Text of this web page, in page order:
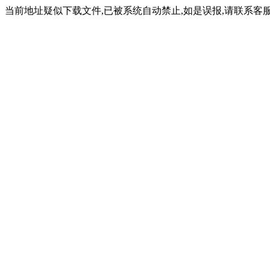
当前地址疑似下载文件,已被系统自动禁止,如是误报,请联系客